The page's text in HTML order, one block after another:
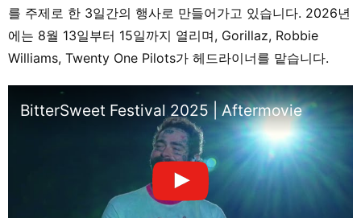
를 주제로 한 3일간의 행사로 만들어가고 있습니다. 2026년
에는 8월 13일부터 15일까지 열리며, Gorillaz, Robbie
Williams, Twenty One Pilots가 헤드라이너를 맡습니다.
BitterSweet Festival 2025 | Aftermovie